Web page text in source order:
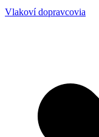
Vlakoví dopravcovia